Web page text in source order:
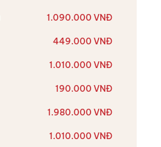
1.090.000 VNĐ
449.000 VNĐ
1.010.000 VNĐ
190.000 VNĐ
1.980.000 VNĐ
1.010.000 VNĐ